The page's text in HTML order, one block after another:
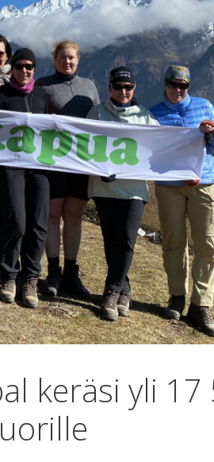
keräsi yli 17